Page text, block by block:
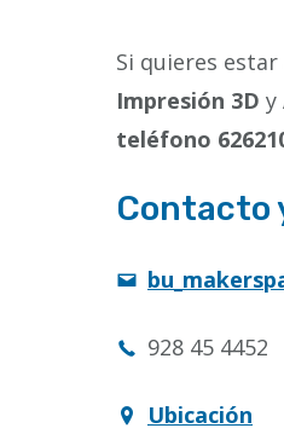
Si quieres
Impresión 3D y
teléfono
Contacto
928 45 4452
Ubicación